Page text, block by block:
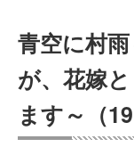
購入管理
Myシェルフ
プレミアム
青空に村
が、花嫁
ます～（